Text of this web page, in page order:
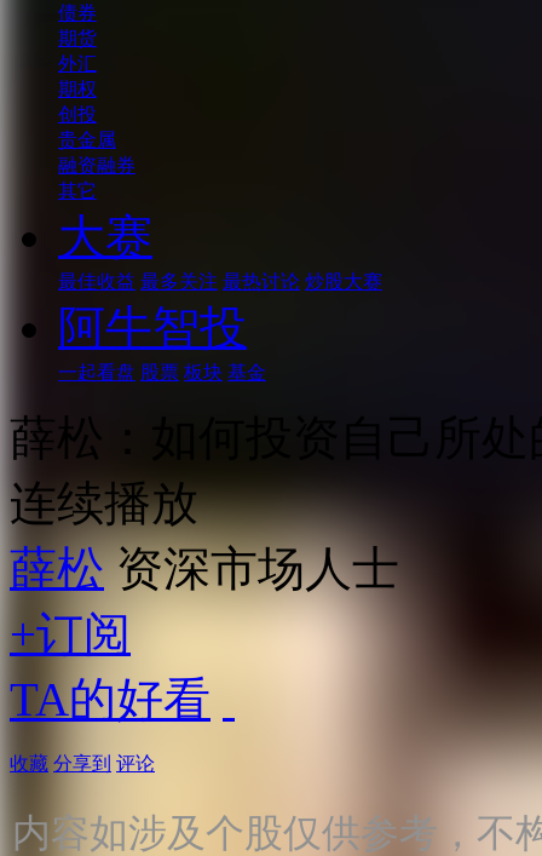
债券
期货
外汇
期权
创投
贵金属
融资融券
其它
大赛
最佳收益 最多关注 最热讨论 炒股大赛
阿牛智投
一起看盘 股票 板块 基金
薛松：如何投资自己所
连续播放
薛松 资深市场人士
+订阅
TA的好看
收藏 分享到 评论
内容如涉及个股仅供参考，不